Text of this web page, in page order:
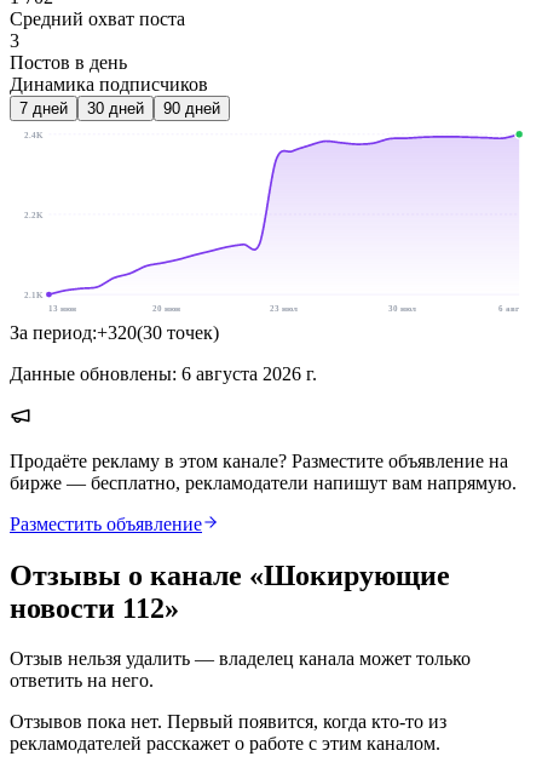
Средний охват поста
3
Постов в день
Динамика подписчиков
7 дней 30 дней 90 дней
2.4K
2.2K
2.1K
13 июн
20 июн 23 июл 30 июл 6 авг
За период:+320(30 точек)
Данные обновлены: 6 августа 2026 г.
Продаёте рекламу в этом канале? Разместите объявление на
бирже — бесплатно, рекламодатели напишут вам напрямую.
Разместить объявление
Отзывы о канале «Шокирующие
новости 112»
Отзыв нельзя удалить — владелец канала может только
ответить на него.
Отзывов пока нет. Первый появится, когда кто-то из
рекламодателей расскажет о работе с этим каналом.